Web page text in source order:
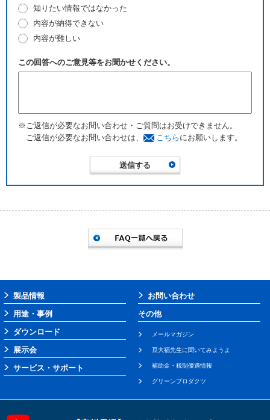
知りたい情報ではなかった
内容が納得できない
内容が難しい
この回答へのご意見等をお聞かせください。
※ご返信が必要なお問い合わせ・ご質問はお受けできません。
ご返信が必要なお問い合わせは、
こちら にお願いします。
製品情報
用途・事例
ダウンロード
展示会
サービス・サポート
お問い合わせ
その他
メールマガジン
豆大福先生に聞いてみようよ
補助金・税制優遇情報
グリーンプロダクツ